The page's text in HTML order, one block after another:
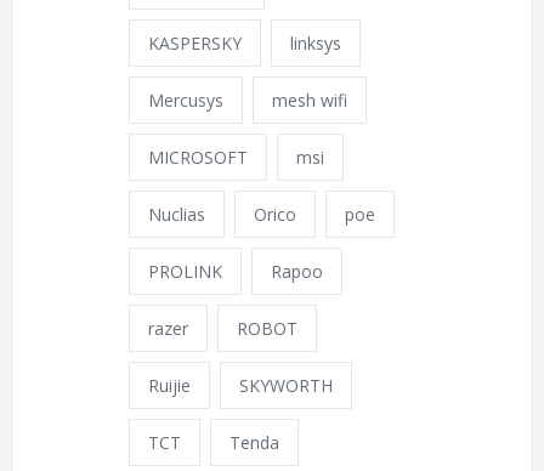
KASPERSKY linksys
Mercusys mesh wifi
MICROSOFT msi
Nuclias Orico poe
PROLINK Rapoo
razer ROBOT
Ruijie SKYWORTH
TCT Tenda